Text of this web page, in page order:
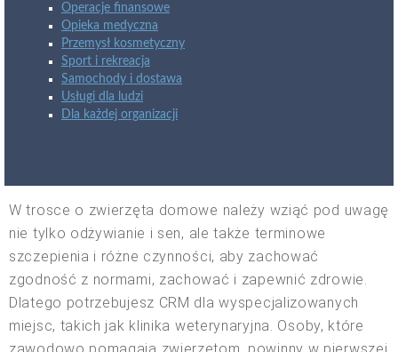
Operacje finansowe
Opieka medyczna
Przemysł kosmetyczny
Sport i rekreacja
Samochody i dostawa
Usługi dla ludzi
Dla każdej organizacji
W trosce o zwierzęta domowe należy wziąć pod uwagę
nie tylko odżywianie i sen, ale także terminowe
szczepienia i różne czynności, aby zachować
zgodność z normami, zachować i zapewnić zdrowie.
Dlatego potrzebujesz CRM dla wyspecjalizowanych
miejsc, takich jak klinika weterynaryjna. Osoby, które